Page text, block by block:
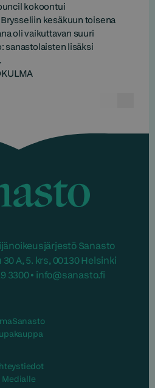
kokoontui
kesäkuun toisena
oli vaikuttavan suuri
sanastolaisten lisäksi
Sanasto
A, 5. krs, 00130 Helsinki
3300 • info@sanasto.fi
Medialle